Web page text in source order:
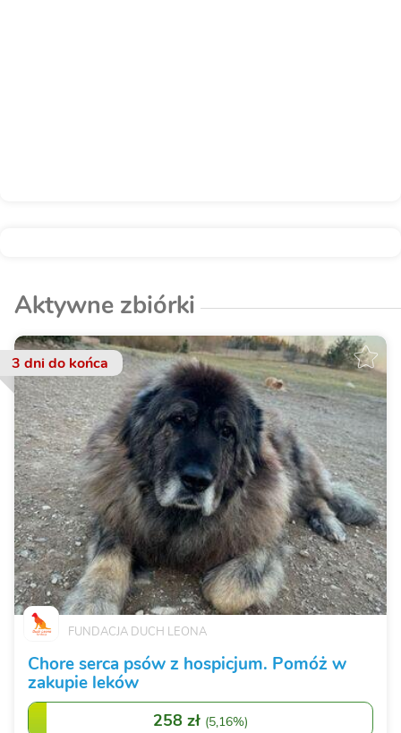
Aktywne zbiórki
3 dnido końca
FUNDACJA DUCH LEONA
Chore serca psów z hospicjum. Pomóż w
zakupie leków
258 zł (5,16%)